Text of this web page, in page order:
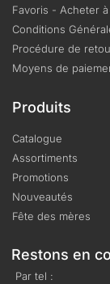
Favoris - Acheter
Conditions
Procédure de
Moyens de
Produits
Catalogue
Assortiments
Promotions
Nouveautés
Fête des mères
Restons en
Par tel :